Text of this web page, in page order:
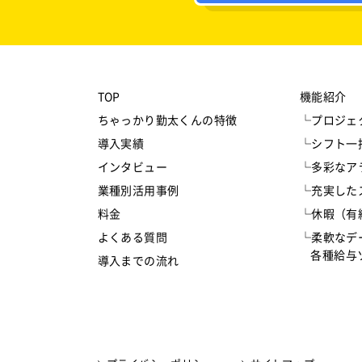
TOP
ちゃっかり勤太くんの特徴
導入実績
インタビュー
業種別活用事例
料金
よくある質問
導入までの流れ
機能紹介
└プロジェ
└シフト一
└多彩なア
└充実した
└休暇（有
└柔軟なデ
各種給与